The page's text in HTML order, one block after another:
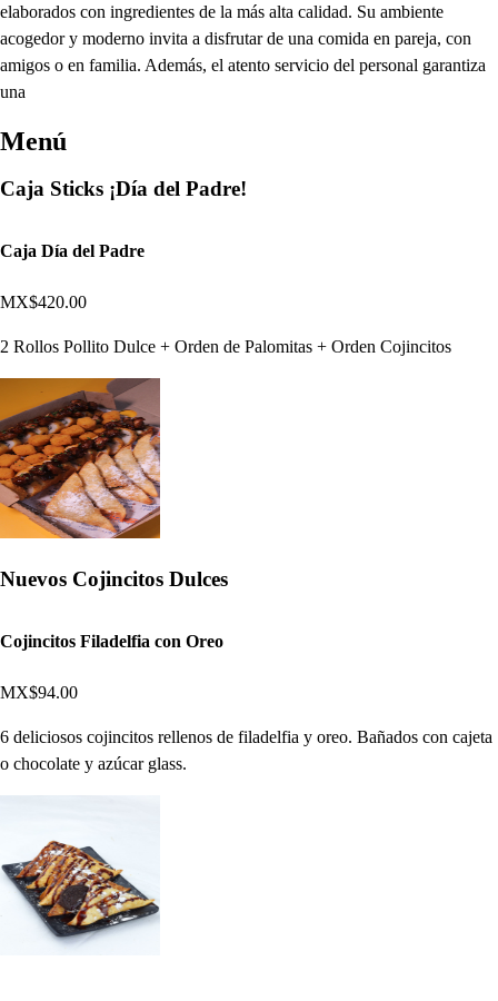
elaborados con ingredientes de la más alta calidad. Su ambiente
acogedor y moderno invita a disfrutar de una comida en pareja, con
amigos o en familia. Además, el atento servicio del personal garantiza
una
Menú
Caja Sticks ¡Día del Padre!
Caja Día del Padre
MX$420.00
2 Rollos Pollito Dulce + Orden de Palomitas + Orden Cojincitos
Nuevos Cojincitos Dulces
Cojincitos Filadelfia con Oreo
MX$94.00
6 deliciosos cojincitos rellenos de filadelfia y oreo. Bañados con cajeta
o chocolate y azúcar glass.